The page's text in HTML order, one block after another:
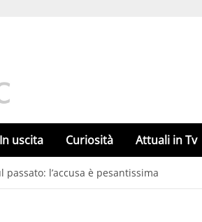
In uscita Curiosità Attuali in Tv
l’accusa è pesantissima